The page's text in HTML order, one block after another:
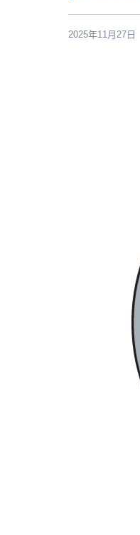
2025年11月27日